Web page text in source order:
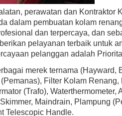
perawatan dan Kontraktor
dalam pembuatan kolam
dan terpercaya, dan
pelayanan terbaik untuk
pelanggan adalah
merek ternama (Hayward,
Filter Kolam Renang,
(Trafo), Waterthermometer,
Maindrain, Plampung
Telescopic Handle.